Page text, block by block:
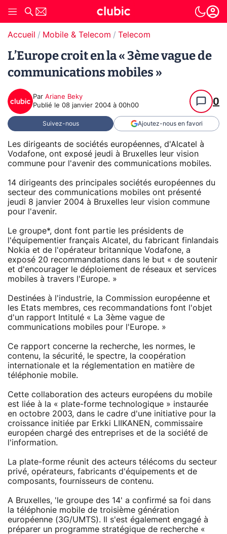
Accueil Mobile & Telecom Telecom
L’Europe croit en la « 3ème vague de
communications mobiles »
Par Ariane Beky
Publié le 08 janvier 2004 à 00h00 0
Suivez-nous Ajoutez-nous en favori
Les dirigeants de sociétés européennes, d'Alcatel à
Vodafone, ont exposé jeudi à Bruxelles leur vision
commune pour l'avenir des communications mobiles.
14 dirigeants des principales sociétés européennes du
secteur des communications mobiles ont présenté
jeudi 8 janvier 2004 à Bruxelles leur vision commune
pour l'avenir.
Le groupe*, dont font partie les présidents de
l'équipementier français Alcatel, du fabricant finlandais
Nokia et de l'opérateur britannique Vodafone, a
exposé 20 recommandations dans le but « de soutenir
et d'encourager le déploiement de réseaux et services
mobiles à travers l'Europe. »
Destinées à l'industrie, la Commission européenne et
les Etats membres, ces recommandations font l'objet
d'un rapport Intitulé « La 3ème vague de
communications mobiles pour l'Europe. »
Ce rapport concerne la recherche, les normes, le
contenu, la sécurité, le spectre, la coopération
internationale et la réglementation en matière de
téléphonie mobile.
Cette collaboration des acteurs européens du mobile
est liée à la « plate-forme technologique » instaurée
en octobre 2003, dans le cadre d'une initiative pour la
croissance initiée par Erkki LIIKANEN, commissaire
européen chargé des entreprises et de la société de
l'information.
La plate-forme réunit des acteurs télécoms du secteur
privé, opérateurs, fabricants d'équipements et de
composants, fournisseurs de contenu.
A Bruxelles, 'le groupe des 14' a confirmé sa foi dans
la téléphonie mobile de troisième génération
européenne (3G/UMTS). Il s'est également engagé à
préparer un programme stratégique de recherche «